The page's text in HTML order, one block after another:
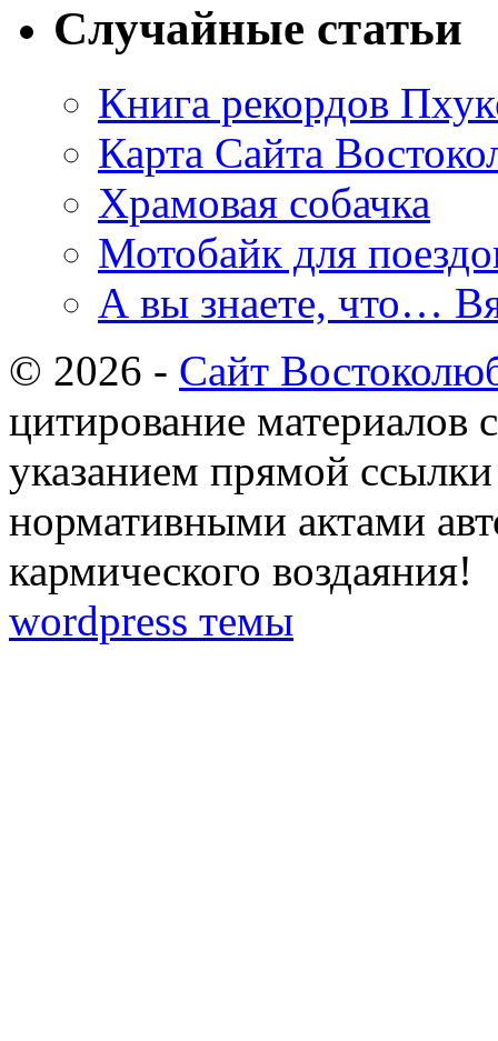
Случайные статьи
Книга рекордов
Карта Сайта
Храмовая собачка
Мотобайк для
А вы знаете, что…
© 2026 - Сайт
цитирование материалов
указанием прямой
нормативными актами
кармического воздаяния!
wordpress темы